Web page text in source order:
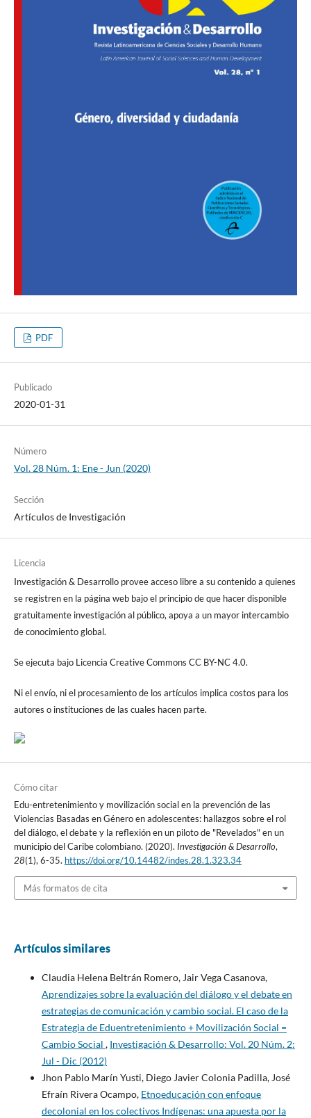
PDF
Publicado
2020-01-31
Número
Vol. 28 Núm. 1: Ene - Jun (2020)
Sección
Artículos de Investigación
Licencia
Investigación & Desarrollo provee acceso libre a su contenido a quienes
se registren en la página web bajo el principio de que hacer disponible
gratuitamente investigación al público, apoya a un mayor intercambio
de conocimiento global.
Se ejecuta bajo Licencia Creative Commons CC BY-NC 4.0.
Ni el envío, ni el procesamiento de los artículos implica costos para los
autores o instituciones de las cuales hacen parte.
Cómo citar
Edu-entretenimiento y movilización social en la prevención de las
Violencias Basadas en Género en adolescentes: hallazgos sobre el rol
del diálogo, el debate y la reflexión en un piloto de "Revelados" en un
municipio del Caribe colombiano. (2020). Investigación & Desarrollo,
28(1), 6-35. https://doi.org/10.14482/indes.28.1.323.34
Más formatos de cita
Artículos similares
Claudia Helena Beltrán Romero, Jair Vega Casanova,
Aprendizajes sobre la evaluación del diálogo y el debate en
estrategias de comunicación y cambio social. El caso de la
Estrategia de Eduentretenimiento + Movilización Social =
Cambio Social , Investigación & Desarrollo: Vol. 20 Núm. 2:
Jul - Dic (2012)
Jhon Pablo Marín Yusti, Diego Javier Colonia Padilla, José
Efraín Rivera Ocampo, Etnoeducación con enfoque
decolonial en los colectivos Indígenas: una apuesta por la